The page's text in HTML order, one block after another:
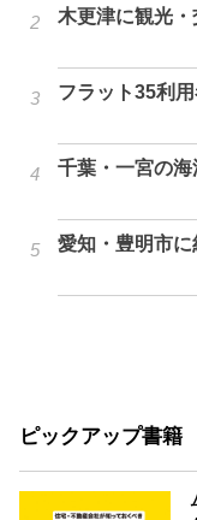
木更津に観光
フラット35利
千葉・一宮の
愛知・豊明市
ピックアップ書籍